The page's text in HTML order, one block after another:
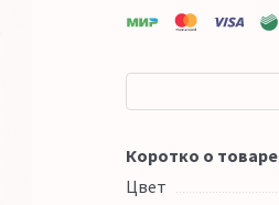
Коротко о товаре
Цвет